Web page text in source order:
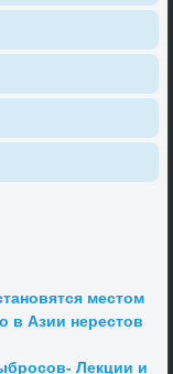
местом
в Азии нерестов
Лекции и